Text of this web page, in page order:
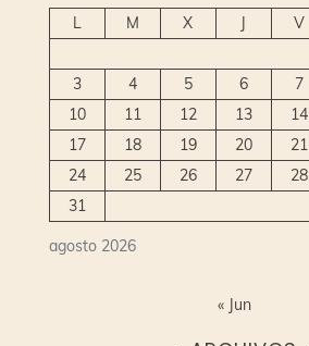
agosto 2026
L M X J V
3
4 5 6 7
10
11 12 13 14
17
18 19 20 21
24
25 26 27 28
31
« Jun